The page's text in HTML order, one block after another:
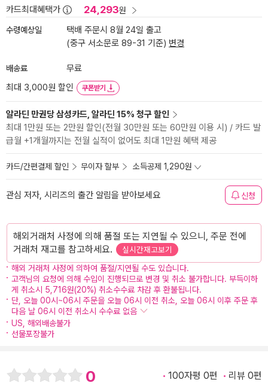
카드최대혜택가 24,293원
수령예상일
택배 주문시 8월 24일 출고
(중구 서소문로 89-31 기준) 변경
배송료
무료
최대 3,000원 할인
쿠폰받기
알라딘 만권당 삼성카드, 알라딘 15% 청구 할인
최대 1만원 또는 2만원 할인(전월 30만원 또는 60만원 이용 시) / 카드 발
급월 +1개월까지는 전월 실적이 없어도 최대 1만원 혜택 제공
카드/간편결제 할인 무이자 할부 소득공제 1,290원
관심 저자, 시리즈의 출간 알림을 받아보세요 신청
해외거래처 사정에 의해 품절 또는 지연될 수 있으니, 주문 전에
거래처 재고를 참고하세요.
실시간재고보기
해외 거래처 사정에 의하여 품절/지연될 수도 있습니다.
고객님의 요청에 의해 수입이 진행되므로 변경 및 취소 불가합니다. 부득이하
게 취소시 5,716원(20%) 취소수수료 차감 후 환불됩니다.
단, 오늘 00시~06시 주문을 오늘 06시 이전 취소, 오늘 06시 이후 주문 후
다음 날 06시 이전 취소시 수수료 없음
US, 해외배송불가
선물포장불가
0 100자평 0편 리뷰 0편